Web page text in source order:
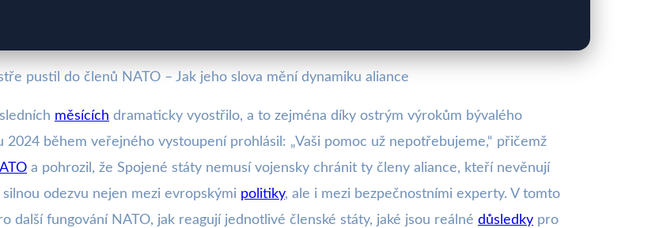
pustil do členů NATO – Jak jeho slova mění dynamiku aliance
měsících dramaticky vyostřilo, a to zejména díky ostrým výrokům bývalého
během veřejného vystoupení prohlásil: „Vaši pomoc už nepotřebujeme,“ přičemž
a pohrozil, že Spojené státy nemusí vojensky chránit ty členy aliance, kteří nevěnují
odezvu nejen mezi evropskými politiky, ale i mezi bezpečnostními experty. V tomto
další fungování NATO, jak reagují jednotlivé členské státy, jaké jsou reálné důsledky pro